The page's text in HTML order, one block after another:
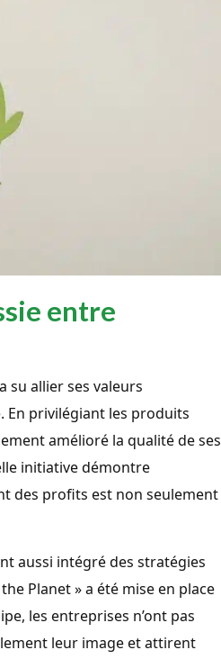
entre
su allier ses valeurs
En privilégiant les produits
amélioré la qualité de ses
initiative démontre
des profits est non seulement
aussi intégré des stratégies
Planet » a été mise en place
les entreprises n’ont pas
leur image et attirent